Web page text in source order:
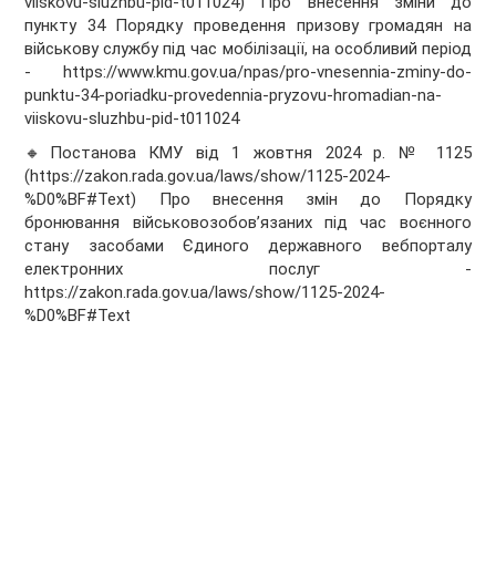
пункту 34 Порядку проведення призову громадян на
військову службу під час мобілізації, на особливий період
- https://www.kmu.gov.ua/npas/pro-vnesennia-zminy-do-
punktu-34-poriadku-provedennia-pryzovu-hromadian-na-
viiskovu-sluzhbu-pid-t011024
🔸Постанова КМУ від 1 жовтня 2024 р. № 1125
(https://zakon.rada.gov.ua/laws/show/1125-2024-
%D0%BF#Text) Про внесення змін до Порядку
бронювання військовозобов’язаних під час воєнного
стану засобами Єдиного державного вебпорталу
електронних послуг -
https://zakon.rada.gov.ua/laws/show/1125-2024-
%D0%BF#Text